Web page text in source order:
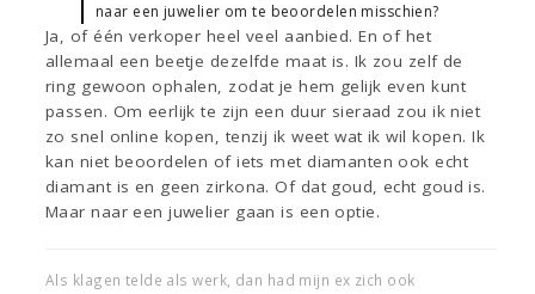
naar een juwelier om te beoordelen misschien?
Ja, of één verkoper heel veel aanbied. En of het
allemaal een beetje dezelfde maat is. Ik zou zelf de
ring gewoon ophalen, zodat je hem gelijk even kunt
passen. Om eerlijk te zijn een duur sieraad zou ik niet
zo snel online kopen, tenzij ik weet wat ik wil kopen. Ik
kan niet beoordelen of iets met diamanten ook echt
diamant is en geen zirkona. Of dat goud, echt goud is.
Maar naar een juwelier gaan is een optie.
Als klagen telde als werk, dan had mijn ex zich ook